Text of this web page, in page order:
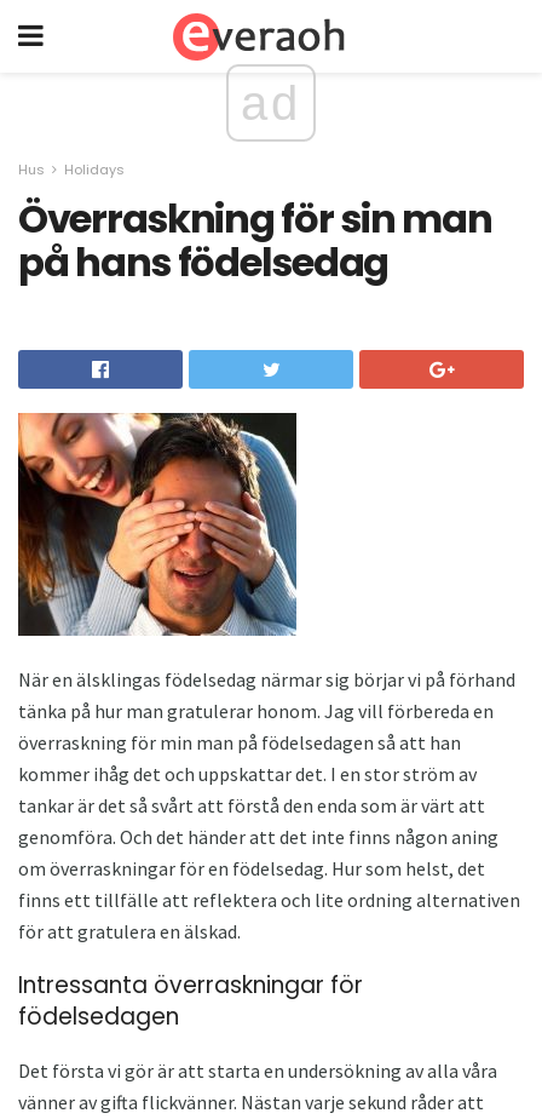
ad
Hus Holidays
Överraskning för sin man
på hans födelsedag
När en älsklingas födelsedag närmar sig börjar vi på förhand
tänka på hur man gratulerar honom. Jag vill förbereda en
överraskning för min man på födelsedagen så att han
kommer ihåg det och uppskattar det. I en stor ström av
tankar är det så svårt att förstå den enda som är värt att
genomföra. Och det händer att det inte finns någon aning
om överraskningar för en födelsedag. Hur som helst, det
finns ett tillfälle att reflektera och lite ordning alternativen
för att gratulera en älskad.
Intressanta överraskningar för
födelsedagen
Det första vi gör är att starta en undersökning av alla våra
vänner av gifta flickvänner. Nästan varje sekund råder att